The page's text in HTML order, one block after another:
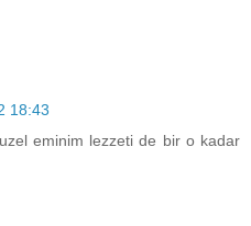
18:43
eminim lezzeti de bir o kadar